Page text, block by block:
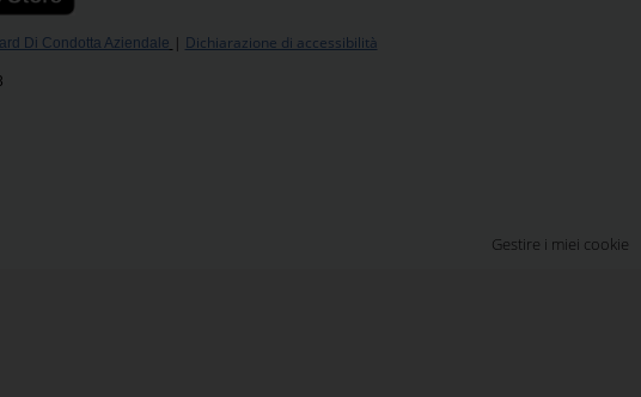
Di Condotta Aziendale | Dichiarazione di accessibilità
Gestire i miei cookie